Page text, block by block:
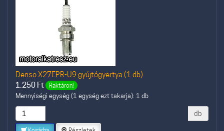
Denso X27EPR-U9 gyújtógyertya (1 db)
1.250 Ft Raktáron!
Mennyiségi egység (1 egység ezt takarja): 1 db
db